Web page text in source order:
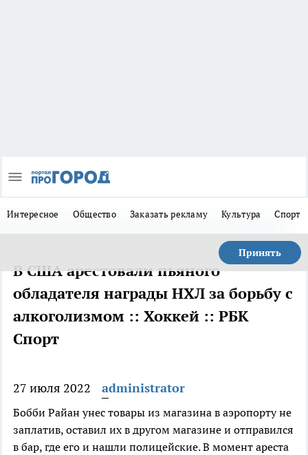
Интересное Общество Заказать рекламу Культура Спорт
Принять
В США арестовали пьяного
обладателя награды НХЛ за борьбу с
алкоголизмом :: Хоккей :: РБК
Спорт
27 июля 2022 administrator
Бобби Райан унес товары из магазина в аэропорту не
заплатив, оставил их в другом магазине и отправился
в бар, где его и нашли полицейские. В момент ареста